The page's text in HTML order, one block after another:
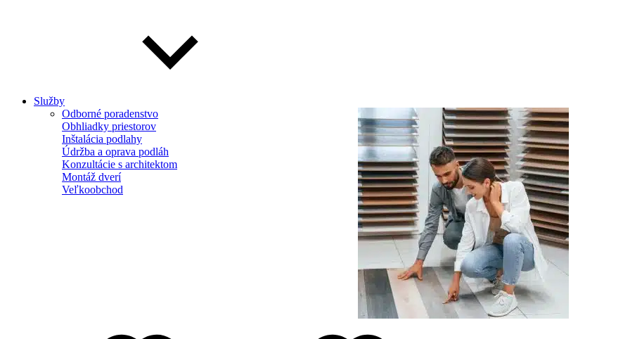
Služby
Odborné poradenstvo
Obhliadky priestorov
Inštalácia podlahy
Údržba a oprava podláh
Konzultácie s architektom
Montáž dverí
Veľkoobchod